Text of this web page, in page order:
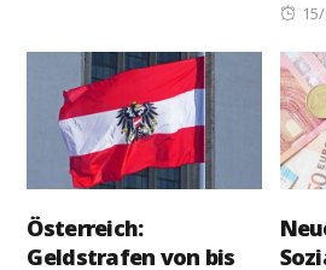
Österreich:
Geldstrafen von bis